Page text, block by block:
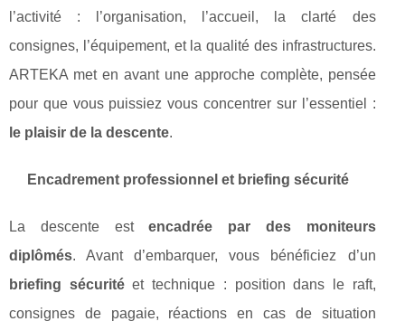
l’activité : l’organisation, l’accueil, la clarté des
consignes, l’équipement, et la qualité des infrastructures.
ARTEKA met en avant une approche complète, pensée
pour que vous puissiez vous concentrer sur l’essentiel :
le plaisir de la descente.
Encadrement professionnel et briefing sécurité
La descente estencadrée par des moniteurs
diplômés. Avant d’embarquer, vous bénéficiez d’un
briefing sécuritéet technique : position dans le raft,
consignes de pagaie, réactions en cas de situation